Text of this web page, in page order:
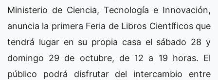
Ministerio de Ciencia, Tecnología e Innovación,
anuncia la primera Feria de Libros Científicos que
tendrá lugar en su propia casa el sábado 28 y
domingo 29 de octubre, de 12 a 19 horas. El
público podrá disfrutar del intercambio entre